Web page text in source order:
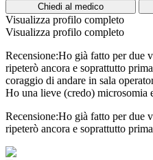
Chiedi al medico
Visualizza profilo completo
Visualizza profilo completo
Recensione:Ho già fatto per due
ripeterò ancora e soprattutto
coraggio di andare in sala
Ho una lieve (credo) microsomia
Recensione:Ho già fatto per due
ripeterò ancora e soprattutto